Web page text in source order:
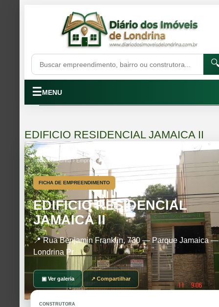
☰MENU
EDIFICIO RESIDENCIAL JAMAICA II
Início › Londrina › Empreendimentos
FICHA DE EMPREENDIMENTO
EDIFICIO RESIDENCIAL
JAMAICA II
📍 Rua Benjamin Franklin, 730 — Parque Jamaica —
Londrina Pr
▣ Ver galeria ↗ Compartilhar
CONSTRUTORA